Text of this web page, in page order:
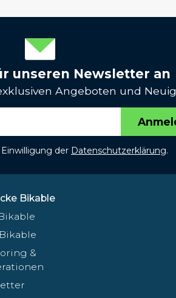
unseren Newsletter an
Angeboten und
der Datenschutzerklärung.
Bikable
&